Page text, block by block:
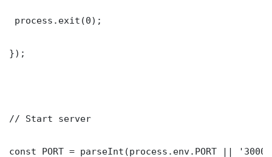
process.exit(0);
});
// Start server
const PORT = parseInt(process.env.PORT ||